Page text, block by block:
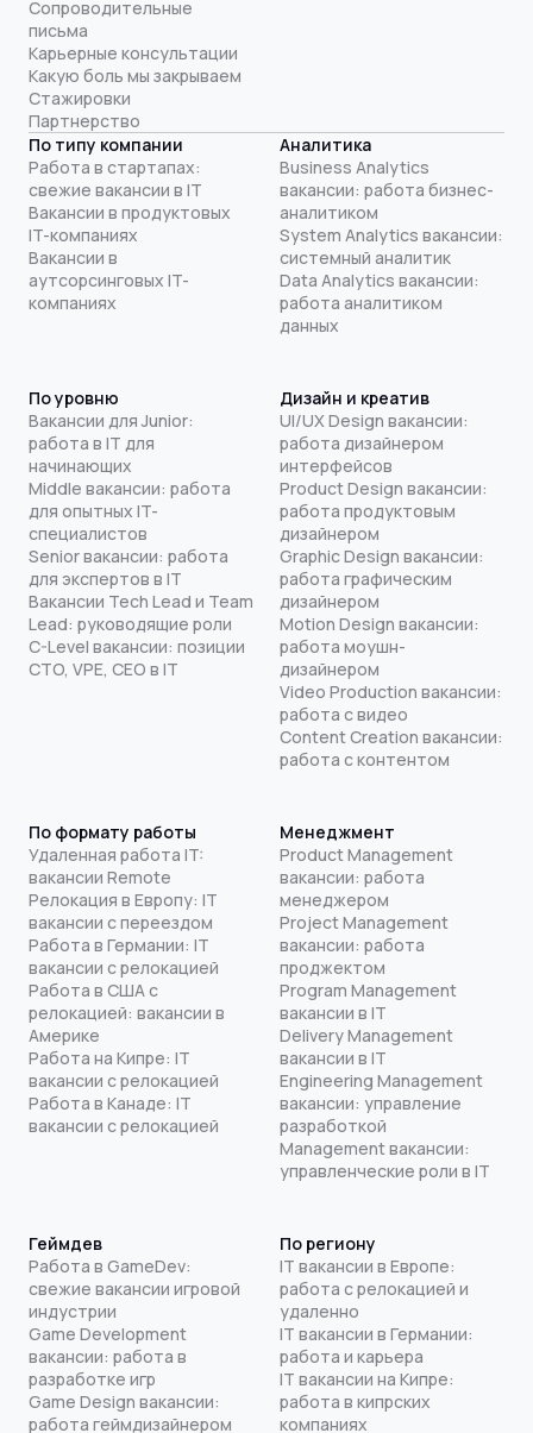
Сопроводительные
письма
Карьерные консультации
Какую боль мы закрываем
Стажировки
Партнерство
По типу компании
Работа в стартапах:
свежие вакансии в IT
Вакансии в продуктовых
IT-компаниях
Вакансии в
аутсорсинговых IT-
компаниях
Аналитика
Business Analytics
вакансии: работа бизнес-
аналитиком
System Analytics вакансии:
системный аналитик
Data Analytics вакансии:
работа аналитиком
данных
По уровню
Вакансии для Junior:
работа в IT для
начинающих
Middle вакансии: работа
для опытных IT-
специалистов
Senior вакансии: работа
для экспертов в IT
Вакансии Tech Lead и Team
Lead: руководящие роли
C-Level вакансии: позиции
CTO, VPE, CEO в IT
Дизайн и креатив
UI/UX Design вакансии:
работа дизайнером
интерфейсов
Product Design вакансии:
работа продуктовым
дизайнером
Graphic Design вакансии:
работа графическим
дизайнером
Motion Design вакансии:
работа моушн-
дизайнером
Video Production вакансии:
работа с видео
Content Creation вакансии:
работа с контентом
По формату работы
Удаленная работа IT:
вакансии Remote
Релокация в Европу: IT
вакансии с переездом
Работа в Германии: IT
вакансии с релокацией
Работа в США с
релокацией: вакансии в
Америке
Работа на Кипре: IT
вакансии с релокацией
Работа в Канаде: IT
вакансии с релокацией
Менеджмент
Product Management
вакансии: работа
менеджером
Project Management
вакансии: работа
проджектом
Program Management
вакансии в IT
Delivery Management
вакансии в IT
Engineering Management
вакансии: управление
разработкой
Management вакансии:
управленческие роли в IT
Геймдев
Работа в GameDev:
свежие вакансии игровой
индустрии
Game Development
вакансии: работа в
разработке игр
Game Design вакансии:
работа геймдизайнером
По региону
IT вакансии в Европе:
работа с релокацией и
удаленно
IT вакансии в Германии:
работа и карьера
IT вакансии на Кипре:
работа в кипрских
компаниях